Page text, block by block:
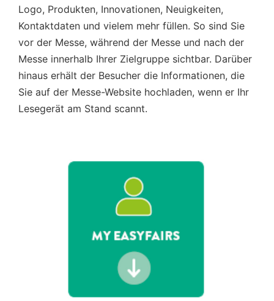
Logo, Produkten, Innovationen, Neuigkeiten,
Kontaktdaten und vielem mehr füllen. So sind Sie
vor der Messe, während der Messe und nach der
Messe innerhalb Ihrer Zielgruppe sichtbar. Darüber
hinaus erhält der Besucher die Informationen, die
Sie auf der Messe-Website hochladen, wenn er Ihr
Lesegerät am Stand scannt.